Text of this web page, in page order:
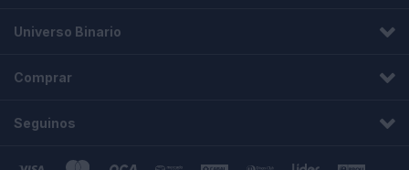
Universo Binario
Comprar
Seguinos